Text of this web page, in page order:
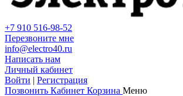
+7 910 516-98-52
Перезвоните мне
info@electro40.ru
Написать нам
Личный кабинет
Войти | Регистрация
Позвонить Кабинет Корзина Меню